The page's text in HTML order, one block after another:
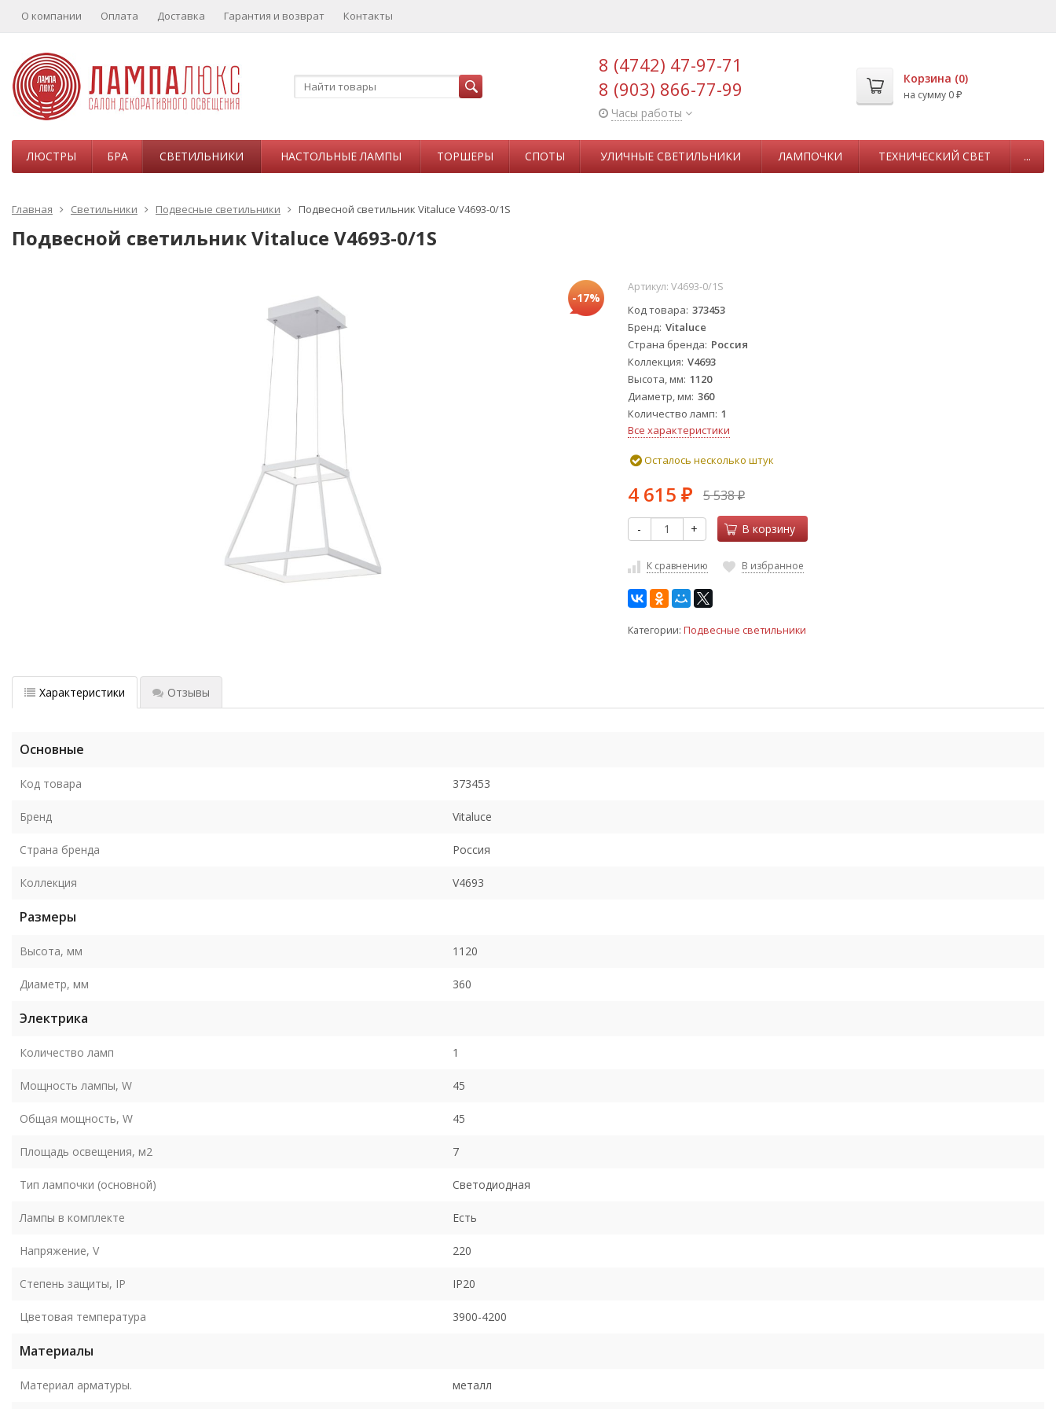
О компании Оплата Доставка Гарантия и возврат Контакты
8 (4742) 47-97-71
8 (903) 866-77-99
Часы работы
Корзина (0)
на сумму 0 ₽
ЛЮСТРЫ БРА СВЕТИЛЬНИКИ НАСТОЛЬНЫЕ ЛАМПЫ ТОРШЕРЫ СПОТЫ УЛИЧНЫЕ СВЕТИЛЬНИКИ ЛАМПОЧКИ ТЕХНИЧЕСКИЙ СВЕТ ...
Главная Светильники Подвесные светильники Подвесной светильник Vitaluce V4693-0/1S
Подвесной светильник Vitaluce V4693-0/1S
-17%
Артикул: V4693-0/1S
Код товара 373453
Бренд Vitaluce
Страна бренда Россия
Коллекция V4693
Высота, мм 1120
Диаметр, мм 360
Количество ламп 1
Все характеристики
Осталось несколько штук
4 615 ₽ 5 538₽
- + В корзину
К сравнению В избранное
Категории: Подвесные светильники
Характеристики Отзывы
Основные
Код товара 373453
Бренд Vitaluce
Страна бренда Россия
Коллекция V4693
Размеры
Высота, мм 1120
Диаметр, мм 360
Электрика
Количество ламп 1
Мощность лампы, W 45
Общая мощность, W 45
Площадь освещения, м2 7
Тип лампочки (основной) Светодиодная
Лампы в комплекте Есть
Напряжение, V 220
Степень защиты, IP IP20
Цветовая температура 3900-4200
Материалы
Материал арматуры. металл